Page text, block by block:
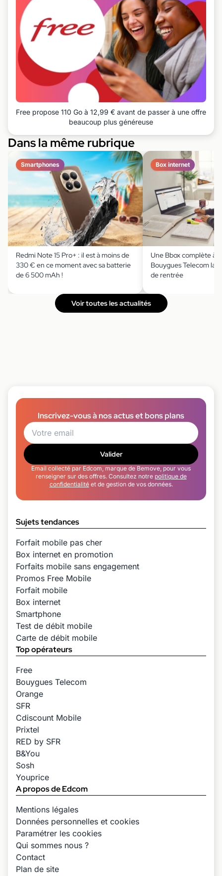
Free propose 110 Go à 12,99 € avant de passer à une offre
beaucoup plus généreuse
Dans la même rubrique
Smartphones
Redmi Note 15 Pro+ : il est à moins de
330 € en ce moment avec sa batterie
de 6 500 mAh !
Box internet
Une Bbox complète à
Bouygues Telecom
de rentrée
Voir toutes les actualités
Inscrivez-vous à nos actus et bons plans
Valider
Email collecté par Edcom, marque de Bemove, pour vous
renseigner sur des offres. Consultez notre politique de
confidentialitéet de gestion de vos données.
Sujets tendances
Forfait mobile pas cher
Box internet en promotion
Forfaits mobile sans engagement
Promos Free Mobile
Forfait mobile
Box internet
Smartphone
Test de débit mobile
Carte de débit mobile
Top opérateurs
Free
Bouygues Telecom
Orange
SFR
Cdiscount Mobile
Prixtel
RED by SFR
B&You
Sosh
Youprice
A propos de Edcom
Mentions légales
Données personnelles et cookies
Paramétrer les cookies
Qui sommes nous ?
Contact
Plan de site